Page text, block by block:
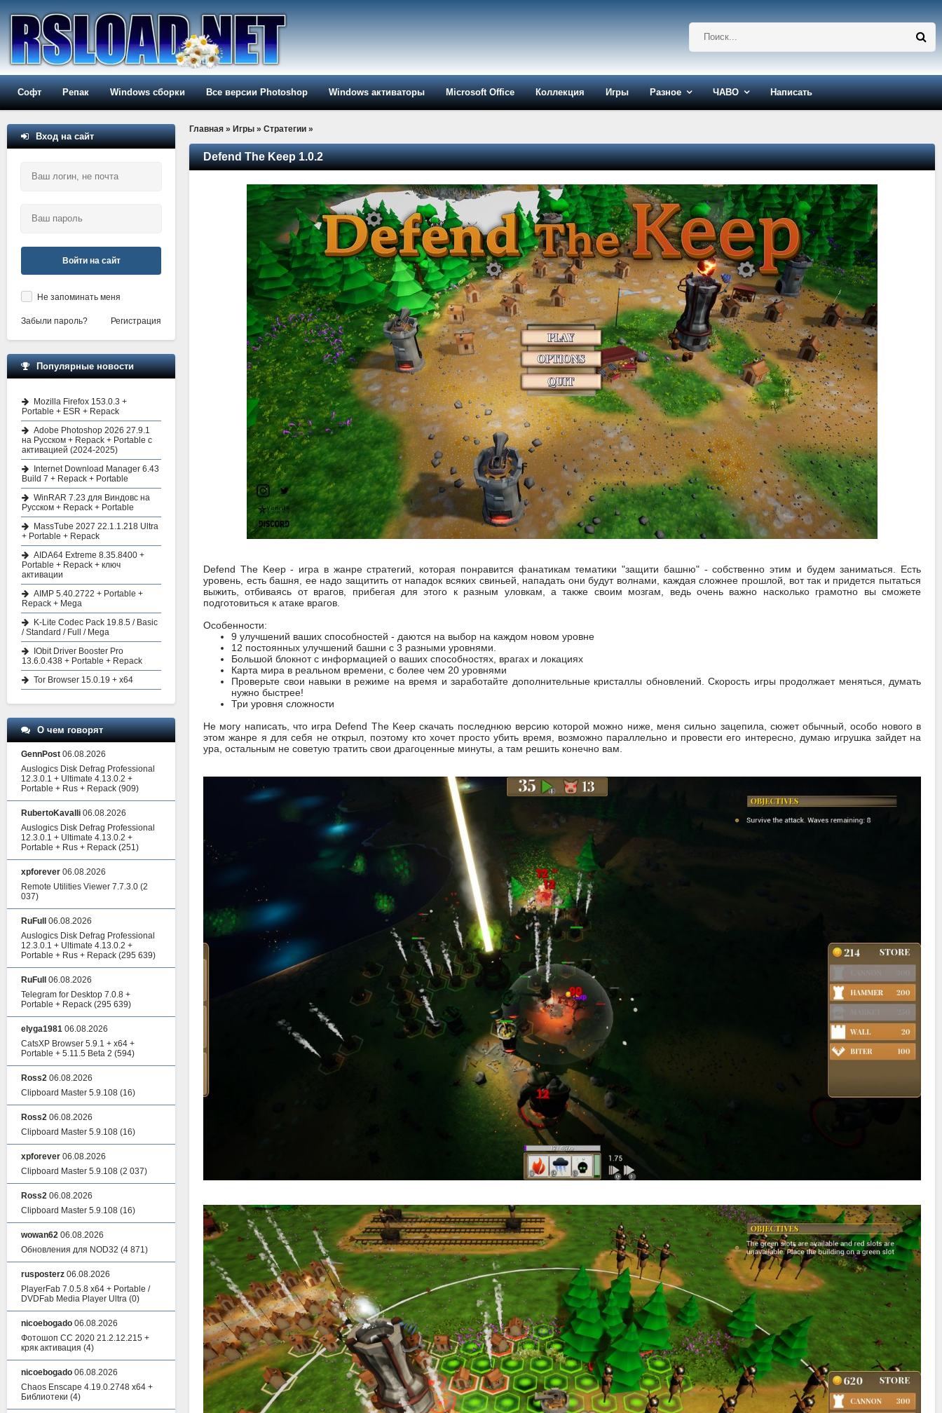
Софт Репак Windows сборки Все версии Photoshop Windows активаторы Microsoft Office Коллекция Игры Разное ЧАВО Написать
Главная » Игры » Стратегии »
Defend The Keep 1.0.2
Defend The Keep - игра в жанре стратегий, которая понравится фанатикам тематики "защити башню" - собственно этим и будем заниматься. Есть
уровень, есть башня, ее надо защитить от нападок всяких свиньей, нападать они будут волнами, каждая сложнее прошлой, вот так и придется пытаться
выжить, отбиваясь от врагов, прибегая для этого к разным уловкам, а также своим мозгам, ведь очень важно насколько грамотно вы сможете
подготовиться к атаке врагов.
Особенности:
9 улучшений ваших способностей - даются на выбор на каждом новом уровне
12 постоянных улучшений башни с 3 разными уровнями.
Большой блокнот с информацией о ваших способностях, врагах и локациях
Карта мира в реальном времени, с более чем 20 уровнями
Проверьте свои навыки в режиме на время и заработайте дополнительные кристаллы обновлений. Скорость игры продолжает меняться, думать
нужно быстрее!
Три уровня сложности
Не могу написать, что игра Defend The Keep скачать последнюю версию которой можно ниже, меня сильно зацепила, сюжет обычный, особо нового в
этом жанре я для себя не открыл, поэтому кто хочет просто убить время, возможно параллельно и провести его интересно, думаю игрушка зайдет на
ура, остальным не советую тратить свои драгоценные минуты, а там решить конечно вам.
Вход на сайт
Войти на сайт
Не запоминать меня
Забыли пароль? Регистрация
Популярные новости
Mozilla Firefox 153.0.3 +
Portable + ESR + Repack
Adobe Photoshop 2026 27.9.1
на Русском + Repack + Portable с
активацией (2024-2025)
Internet Download Manager 6.43
Build 7 + Repack + Portable
WinRAR 7.23 для Виндовс на
Русском + Repack + Portable
MassTube 2027 22.1.1.218 Ultra
+ Portable + Repack
AIDA64 Extreme 8.35.8400 +
Portable + Repack + ключ
активации
AIMP 5.40.2722 + Portable +
Repack + Mega
K-Lite Codec Pack 19.8.5 / Basic
/ Standard / Full / Mega
IObit Driver Booster Pro
13.6.0.438 + Portable + Repack
Tor Browser 15.0.19 + x64
О чем говорят
GennPost 06.08.2026
Auslogics Disk Defrag Professional
12.3.0.1 + Ultimate 4.13.0.2 +
Portable + Rus + Repack (909)
RubertoKavalli 06.08.2026
Auslogics Disk Defrag Professional
12.3.0.1 + Ultimate 4.13.0.2 +
Portable + Rus + Repack (251)
xpforever 06.08.2026
Remote Utilities Viewer 7.7.3.0 (2
037)
RuFull
06.08.2026
Auslogics Disk Defrag Professional
12.3.0.1 + Ultimate 4.13.0.2 +
Portable + Rus + Repack (295 639)
RuFull
06.08.2026
Telegram for Desktop 7.0.8 +
Portable + Repack (295 639)
elyga1981 06.08.2026
CatsXP Browser 5.9.1 + x64 +
Portable + 5.11.5 Beta 2 (594)
Ross2 06.08.2026
Clipboard Master 5.9.108 (16)
Ross2 06.08.2026
Clipboard Master 5.9.108 (16)
xpforever 06.08.2026
Clipboard Master 5.9.108 (2 037)
Ross2 06.08.2026
Clipboard Master 5.9.108 (16)
wowan62 06.08.2026
Обновления для NOD32 (4 871)
rusposterz 06.08.2026
PlayerFab 7.0.5.8 x64 + Portable /
DVDFab Media Player Ultra (0)
nicoebogado 06.08.2026
Фотошоп СС 2020 21.2.12.215 +
кряк активация (4)
nicoebogado 06.08.2026
Chaos Enscape 4.19.0.2748 x64 +
Библиотеки (4)